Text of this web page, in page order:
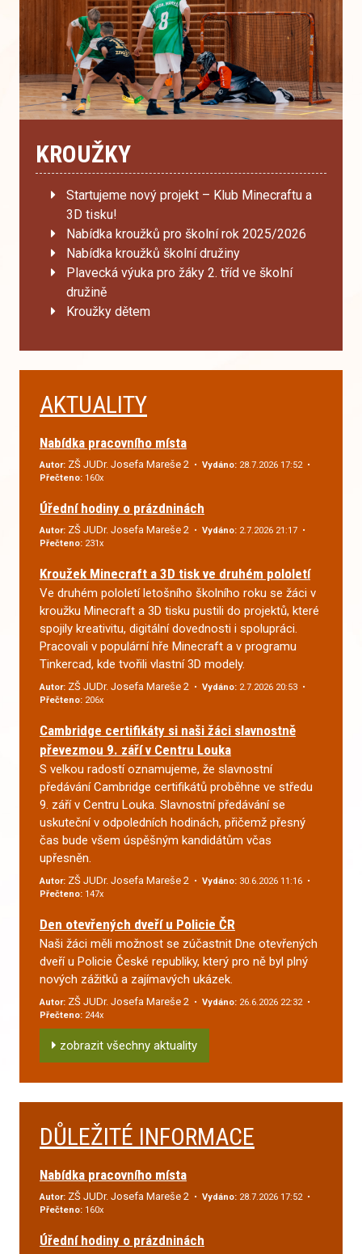
KROUŽKY
Startujeme nový projekt – Klub Minecraftu a
3D tisku!
Nabídka kroužků pro školní rok 2025/2026
Nabídka kroužků školní družiny
Plavecká výuka pro žáky 2. tříd ve školní
družině
Kroužky dětem
AKTUALITY
Nabídka pracovního místa
Autor: ZŠ JUDr. Josefa Mareše 2 • Vydáno: 28.7.2026 17:52 •
Přečteno: 160x
Úřední hodiny o prázdninách
Autor: ZŠ JUDr. Josefa Mareše 2 • Vydáno: 2.7.2026 21:17 •
Přečteno: 231x
Kroužek Minecraft a 3D tisk ve druhém pololetí
Ve druhém pololetí letošního školního roku se žáci v
kroužku Minecraft a 3D tisku pustili do projektů, které
spojily kreativitu, digitální dovednosti i spolupráci.
Pracovali v populární hře Minecraft a v programu
Tinkercad, kde tvořili vlastní 3D modely.
Autor: ZŠ JUDr. Josefa Mareše 2 • Vydáno: 2.7.2026 20:53 •
Přečteno: 206x
Cambridge certifikáty si naši žáci slavnostně
převezmou 9. září v Centru Louka
S velkou radostí oznamujeme, že slavnostní
předávání Cambridge certifikátů proběhne ve středu
9. září v Centru Louka. Slavnostní předávání se
uskuteční v odpoledních hodinách, přičemž přesný
čas bude všem úspěšným kandidátům včas
upřesněn.
Autor: ZŠ JUDr. Josefa Mareše 2 • Vydáno: 30.6.2026 11:16 •
Přečteno: 147x
Den otevřených dveří u Policie ČR
Naši žáci měli možnost se zúčastnit Dne otevřených
dveří u Policie České republiky, který pro ně byl plný
nových zážitků a zajímavých ukázek.
Autor: ZŠ JUDr. Josefa Mareše 2 • Vydáno: 26.6.2026 22:32 •
Přečteno: 244x
zobrazit všechny aktuality
DŮLEŽITÉ INFORMACE
Nabídka pracovního místa
Autor: ZŠ JUDr. Josefa Mareše 2 • Vydáno: 28.7.2026 17:52 •
Přečteno: 160x
Úřední hodiny o prázdninách